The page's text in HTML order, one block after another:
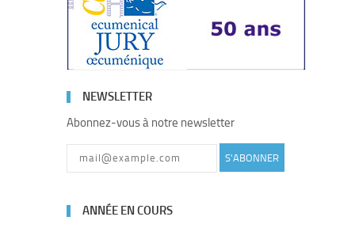
NEWSLETTER
Abonnez-vous à notre newsletter
S'ABONNER
ANNÉE EN COURS